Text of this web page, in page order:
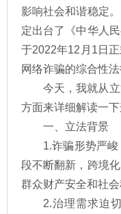
影响社会和谐稳定
定出台了《中华人
于2022年12月1日
网络诈骗的综合性法
今天，我就从
方面来详细解读一下
一、立法背景
1.诈骗形势严
段不断翻新，跨境
群众财产安全和社会
2.治理需求迫